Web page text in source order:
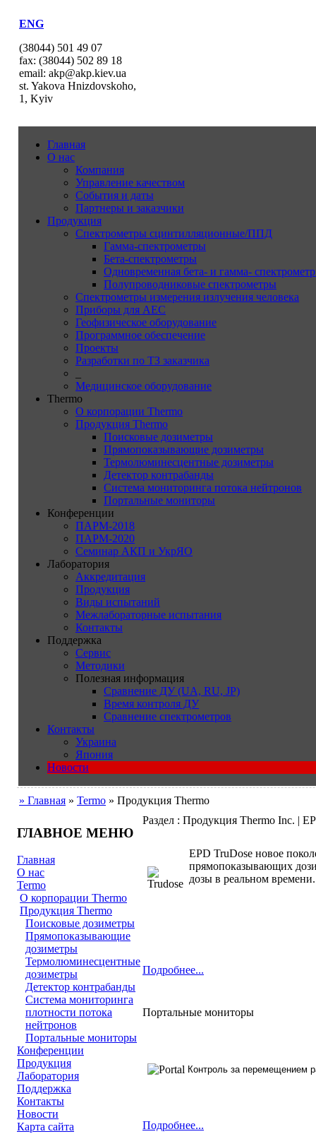
ENG
(38044) 501 49 07
fax: (38044) 502 89 18
email: akp@akp.kiev.ua
st. Yakova Hnizdovskoho,
1, Kyiv
Главная
О нас
Компания
Управление качеством
События и даты
Партнеры и заказчики
Продукция
Спектрометры сцинтилляционные/ППД
Гамма-спектрометры
Бета-спектрометры
Одновременная бета- и гамма-
Полупроводниковые спектрометры
Спектрометры измерения излучения человека
Приборы для АЕС
Геофизическое оборудование
Программное обеспечение
Проекты
Разработки по ТЗ заказчика
Медицинское оборудование
Thermo
О корпорации Thermo
Продукция Thermo
Поисковые дозиметры
Прямопоказывающие дозиметры
Термолюминесцентные дозиметры
Детектор контрабанды
Система мониторинга потока нейтронов
Портальные мониторы
Конференции
ПАРМ-2018
ПАРМ-2020
Семинар АКП и УкрЯО
Лаборатория
Аккредитация
Продукция
Виды испытаний
Межлабораторные испытания
Контакты
Поддержка
Сервис
Методики
Полезная информация
Сравнение ДУ (UA, RU, JP)
Время контроля ДУ
Сравнение спектрометров
Контакты
Украина
Япония
Новости
» Главная » Termo » Продукция Thermo
ГЛАВНОЕ МЕНЮ
Главная
О нас
Termo
О корпорации Thermo
Продукция Thermo
Поисковые дозиметры
Прямопоказывающие
дозиметры
Термолюминесцентные
дозиметры
Детектор контрабанды
Система мониторинга
плотности потока
нейтронов
Портальные мониторы
Конференции
Продукция
Лаборатория
Поддержка
Контакты
Новости
Карта сайта
Раздел : Продукция Thermo Inc. |
EPD TruDose новое
прямопоказывающих
дозы в реальном времени.
Подробнее...
Портальные мониторы
Контроль за перемещением
Подробнее...